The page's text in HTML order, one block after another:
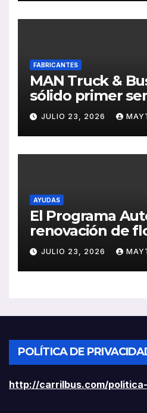
FABRICANTES
MAN Truck &
sólido primer
2026 con
ventas, pedidos y
rentabilidad
JULIO 23, 2026
AYUDAS
El Programa
renovación de
ayudas a
ligeros
JULIO 23, 2026
POLÍTICA DE
http://carrilbus.com/